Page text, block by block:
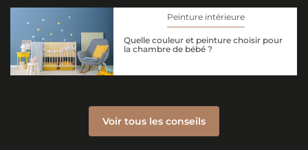
Peinture intérieure
Quelle couleur et peinture choisir pour
la chambre de bébé ?
Voir tous les conseils